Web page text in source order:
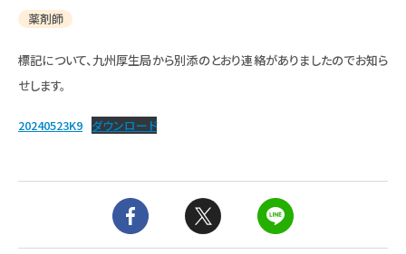
薬剤師
標記について、九州厚生局から別添のとおり連絡がありましたのでお知ら
せします。
20240523K9 ダウンロード